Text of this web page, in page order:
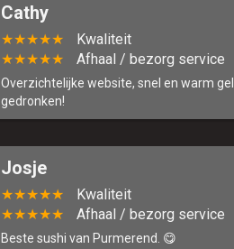
Cathy
★★★★★
Kwaliteit
★★★★★
Afhaal / bezorg service
Overzichtelijke website, snel en warm
gedronken!
Josje
★★★★★
Kwaliteit
★★★★★
Afhaal / bezorg service
Beste sushi van Purmerend. 😋